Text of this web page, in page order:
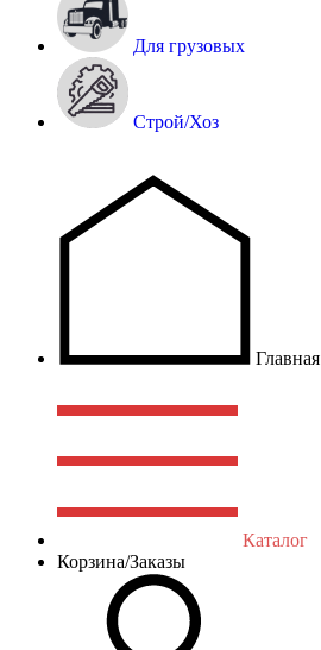
Для грузовых
Строй/Хоз
Главная
Каталог
Корзина/Заказы